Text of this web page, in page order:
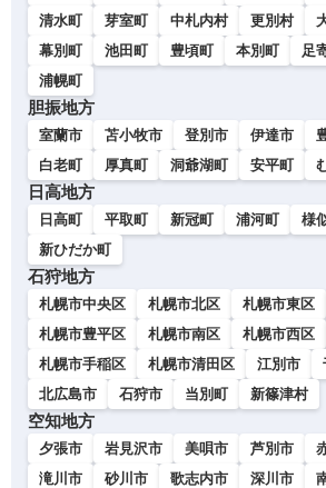
清水町
芽室町 中札内村 更別村
幕別町
池田町 豊頃町 本別町 足
浦幌町
胆振地方
室蘭市 苫小牧市 登別市 伊達市
白老町
厚真町 洞爺湖町 安平町
日高地方
日高町 平取町 新冠町 浦河町 様
新ひだか町
石狩地方
札幌市中央区 札幌市北区 札幌市東区
札幌市豊平区
札幌市南区 札幌市西区
札幌市手稲区
札幌市清田区 江別市
北広島市
石狩市 当別町 新篠津村
空知地方
夕張市 岩見沢市 美唄市 芦別市
滝川市
砂川市 歌志内市 深川市